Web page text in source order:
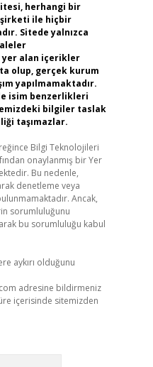
herhangi bir
şirketi ile hiçbir
Sitede yalnızca
yer alan içerikler
olup, gerçek kurum
yapılmamaktadır.
isim benzerlikleri
bilgiler taslak
taşımazlar.
Bilgi Teknolojileri
onaylanmış bir Yer
Bu nedenle,
denetleme veya
Ancak,
sorumluluğunu
bu sorumluluğu kabul
aykırı olduğunu
adresine bildirmeniz
içerisinde sitemizden